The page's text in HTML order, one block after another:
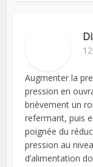
Augmenter la
pression en
brièvement un
refermant, puis
poignée du
pression au
d’alimentation